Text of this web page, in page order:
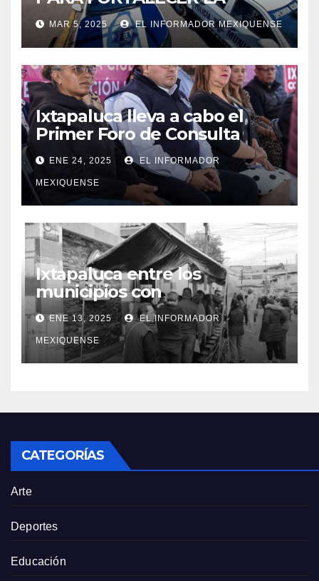
SEGURIDAD EN IXTAPALUCA
MAR 5, 2025 EL INFORMADOR MEXIQUENSE
Ixtapaluca lleva a cabo el
Primer Foro de Consulta
Ciudadana»
ENE 24, 2025 EL INFORMADOR
MEXIQUENSE
Ixtapaluca entre los
municipios con
tarifas bajas en el servicio de
agua potable
ENE 13, 2025 EL INFORMADOR
MEXIQUENSE
CATEGORÍAS
Arte
Deportes
Educación